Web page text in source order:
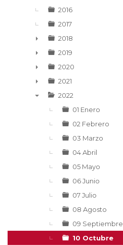
2016
2017
►
2018
►
2019
►
2020
►
2021
2022
01 Enero
02 Febrero
03 Marzo
04 Abril
05 Mayo
06 Junio
07 Julio
08 Agosto
09 Septiembre
10 Octubre